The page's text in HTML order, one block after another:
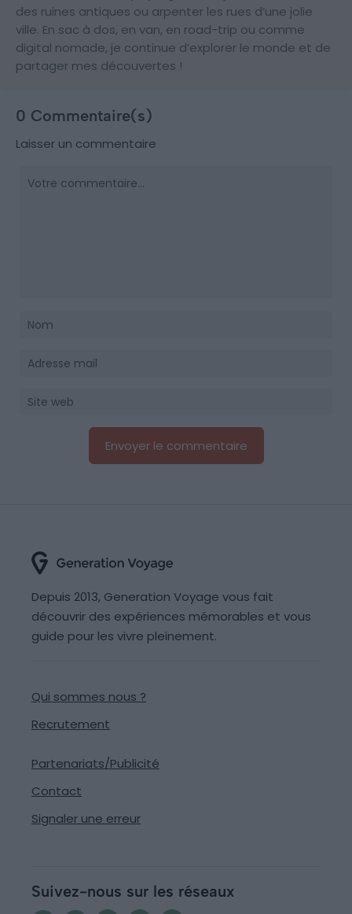
des ruines antiques ou arpenter les rues d’une jolie
ville. En sac à dos, en van, en road-trip ou comme
digital nomade, je continue d’explorer le monde et de
partager mes découvertes !
0 Commentaire(s)
Laisser un commentaire
Depuis 2013, Generation Voyage vous fait
découvrir des expériences mémorables et vous
guide pour les vivre pleinement.
Qui sommes nous ?
Recrutement
Partenariats/Publicité
Contact
Signaler une erreur
Suivez-nous sur les réseaux